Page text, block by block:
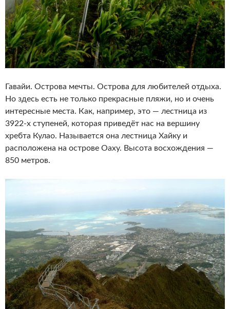
Гавайи. Острова мечты. Острова для любителей отдыха.
Но здесь есть не только прекрасные пляжи, но и очень
интересные места. Как, например, это — лестница из
3922-х ступеней, которая приведёт нас на вершину
хребта Кулао. Называется она лестница Хайку и
расположена на острове Оаху. Высота восхождения —
850 метров.